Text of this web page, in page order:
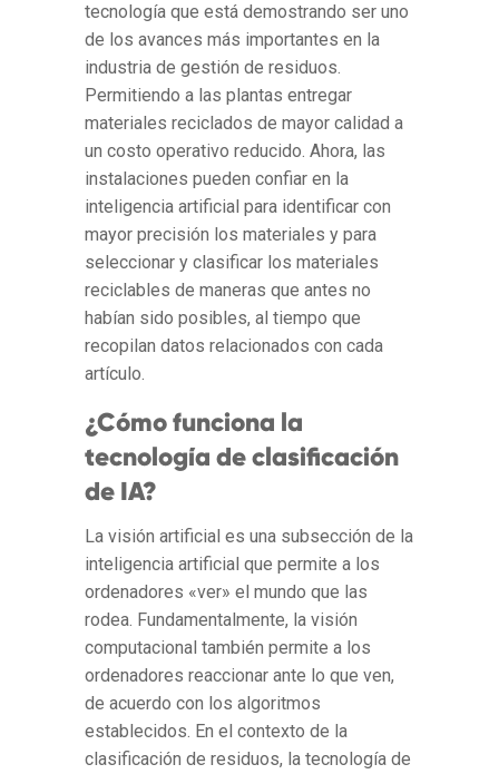
tecnología que está demostrando ser uno
de los avances más importantes en la
industria de gestión de residuos.
Permitiendo a las plantas entregar
materiales reciclados de mayor calidad a
un costo operativo reducido. Ahora, las
instalaciones pueden confiar en la
inteligencia artificial para identificar con
mayor precisión los materiales y para
seleccionar y clasificar los materiales
reciclables de maneras que antes no
habían sido posibles, al tiempo que
recopilan datos relacionados con cada
artículo.
¿Cómo funciona la
tecnología de clasificación
de IA?
La visión artificial es una subsección de la
inteligencia artificial que permite a los
ordenadores «ver» el mundo que las
rodea. Fundamentalmente, la visión
computacional también permite a los
ordenadores reaccionar ante lo que ven,
de acuerdo con los algoritmos
establecidos. En el contexto de la
clasificación de residuos, la tecnología de